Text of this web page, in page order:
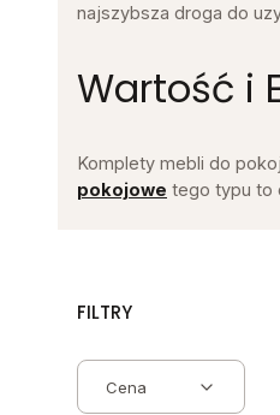
najszybsza droga do
Wartość i
Komplety mebli do
pokojowe tego typu to
FILTRY
Cena